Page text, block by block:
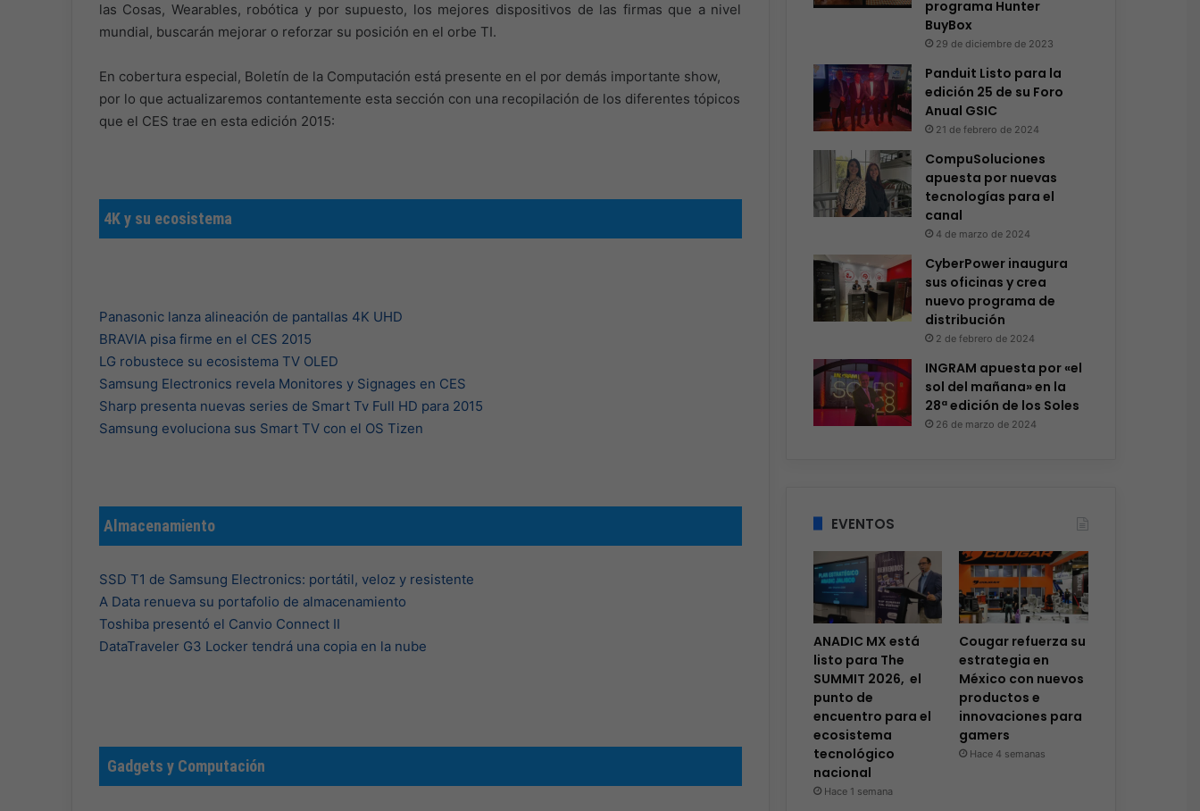
las Cosas, Wearables, robótica y por supuesto, los mejores dispositivos de las firmas que a nivel
mundial, buscarán mejorar o reforzar su posición en el orbe TI.
En cobertura especial, Boletín de la Computación está presente en el por demás importante show,
por lo que actualizaremos contantemente esta sección con una recopilación de los diferentes tópicos
que el CES trae en esta edición 2015:
4K y su ecosistema
Panasonic lanza alineación de pantallas 4K UHD
BRAVIA pisa firme en el CES 2015
LG robustece su ecosistema TV OLED
Samsung Electronics revela Monitores y Signages en CES
Sharp presenta nuevas series de Smart Tv Full HD para 2015
Samsung evoluciona sus Smart TV con el OS Tizen
Almacenamiento
SSD T1 de Samsung Electronics: portátil, veloz y resistente
A Data renueva su portafolio de almacenamiento
Toshiba presentó el Canvio Connect II
DataTraveler G3 Locker tendrá una copia en la nube
Gadgets y Computación
programa Hunter
BuyBox
29 de diciembre de 2023
Panduit Listo para la
edición 25 de su Foro
Anual GSIC
21 de febrero de 2024
CompuSoluciones
apuesta por nuevas
tecnologías para el
canal
4 de marzo de 2024
CyberPower inaugura
sus oficinas y crea
nuevo programa de
distribución
2 de febrero de 2024
INGRAM apuesta por «el
sol del mañana» en la
28ª edición de los Soles
26 de marzo de 2024
EVENTOS
ANADIC MX está
listo para The
SUMMIT 2026, el
punto de
encuentro para el
ecosistema
tecnológico
nacional
Hace 1 semana
Cougar refuerza su
estrategia en
México con nuevos
productos e
innovaciones para
gamers
Hace 4 semanas